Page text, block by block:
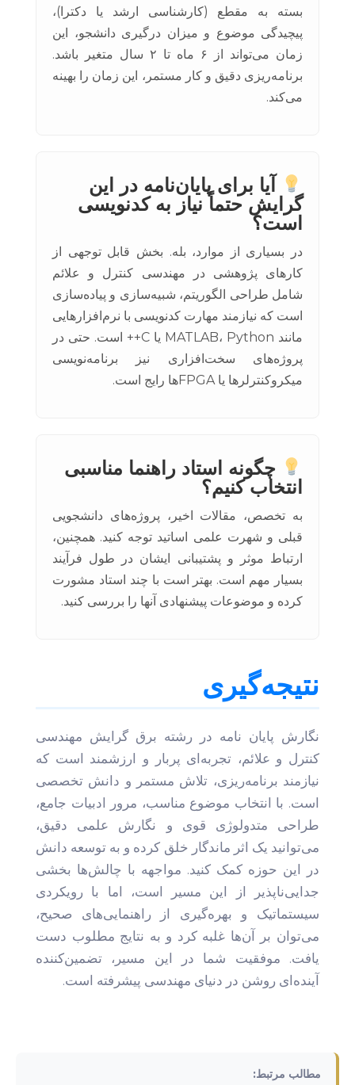
بسته به مقطع (کارشناسی ارشد یا دکترا)،
پیچیدگی موضوع و میزان درگیری دانشجو، این
زمان می‌تواند از ۶ ماه تا ۲ سال متغیر باشد.
برنامه‌ریزی دقیق و کار مستمر، این زمان را بهینه
می‌کند.
آیا برای پایان‌نامه در این
گرایش حتماً نیاز به کدنویسی
است؟
در بسیاری از موارد، بله. بخش قابل توجهی از
کارهای پژوهشی در مهندسی کنترل و علائم
شامل طراحی الگوریتم، شبیه‌سازی و پیاده‌سازی
است که نیازمند مهارت کدنویسی با نرم‌افزارهایی
مانند MATLAB، Python یا C++ است. حتی در
پروژه‌های سخت‌افزاری نیز برنامه‌نویسی
میکروکنترلرها یا FPGAها رایج است.
چگونه استاد راهنما مناسبی
انتخاب کنیم؟
به تخصص، مقالات اخیر، پروژه‌های دانشجویی
قبلی و شهرت علمی اساتید توجه کنید. همچنین،
ارتباط موثر و پشتیبانی ایشان در طول فرآیند
بسیار مهم است. بهتر است با چند استاد مشورت
کرده و موضوعات پیشنهادی آنها را بررسی کنید.
نتیجه‌گیری
نگارش پایان نامه در رشته برق گرایش مهندسی
کنترل و علائم، تجربه‌ای پربار و ارزشمند است که
نیازمند برنامه‌ریزی، تلاش مستمر و دانش تخصصی
است. با انتخاب موضوع مناسب، مرور ادبیات جامع،
طراحی متدولوژی قوی و نگارش علمی دقیق،
می‌توانید یک اثر ماندگار خلق کرده و به توسعه دانش
در این حوزه کمک کنید. مواجهه با چالش‌ها بخشی
جدایی‌ناپذیر از این مسیر است، اما با رویکردی
سیستماتیک و بهره‌گیری از راهنمایی‌های صحیح،
می‌توان بر آن‌ها غلبه کرد و به نتایج مطلوب دست
یافت. موفقیت شما در این مسیر، تضمین‌کننده
آینده‌ای روشن در دنیای مهندسی پیشرفته است.
مطالب مرتبط: